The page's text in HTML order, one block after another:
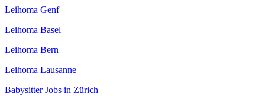
Leihoma Genf
Leihoma Basel
Leihoma Bern
Leihoma Lausanne
Babysitter Jobs in Zürich